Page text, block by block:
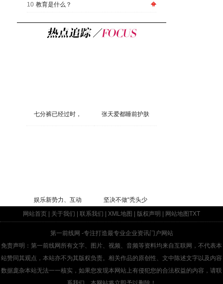
10 教育是什么？
七分裤已经过时， 张天爱都睡前护肤
娱乐新势力、互动
坚决不做“秃头少
网站首页 | 关于我们 | 联系我们 | XML地图 | 版权声明 | 网站地图TXT
第一前线网 -专注打造最专业企业资讯门户网站
免责声明：第一前线网所有文字、图片、视频、音频等资料均来自互联网，不代表本
站赞同其观点，本站亦不为其版权负责。相关作品的原创性、文中陈述文字以及内容
数据庞杂本站无法一一核实，如果您发现本网站上有侵犯您的合法权益的内容，请联